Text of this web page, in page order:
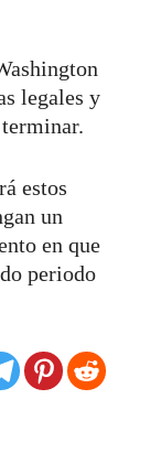
legales y
estos
un
en que
periodo